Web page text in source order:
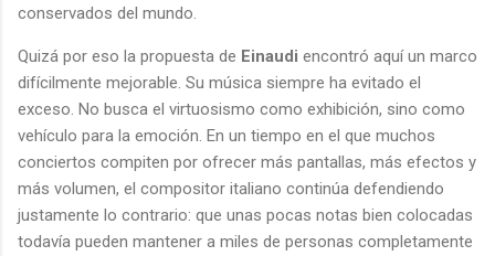
conservados del mundo.
Quizá por eso la propuesta de Einaudi encontró aquí un marco
difícilmente mejorable. Su música siempre ha evitado el
exceso. No busca el virtuosismo como exhibición, sino como
vehículo para la emoción. En un tiempo en el que muchos
conciertos compiten por ofrecer más pantallas, más efectos y
más volumen, el compositor italiano continúa defendiendo
justamente lo contrario: que unas pocas notas bien colocadas
todavía pueden mantener a miles de personas completamente